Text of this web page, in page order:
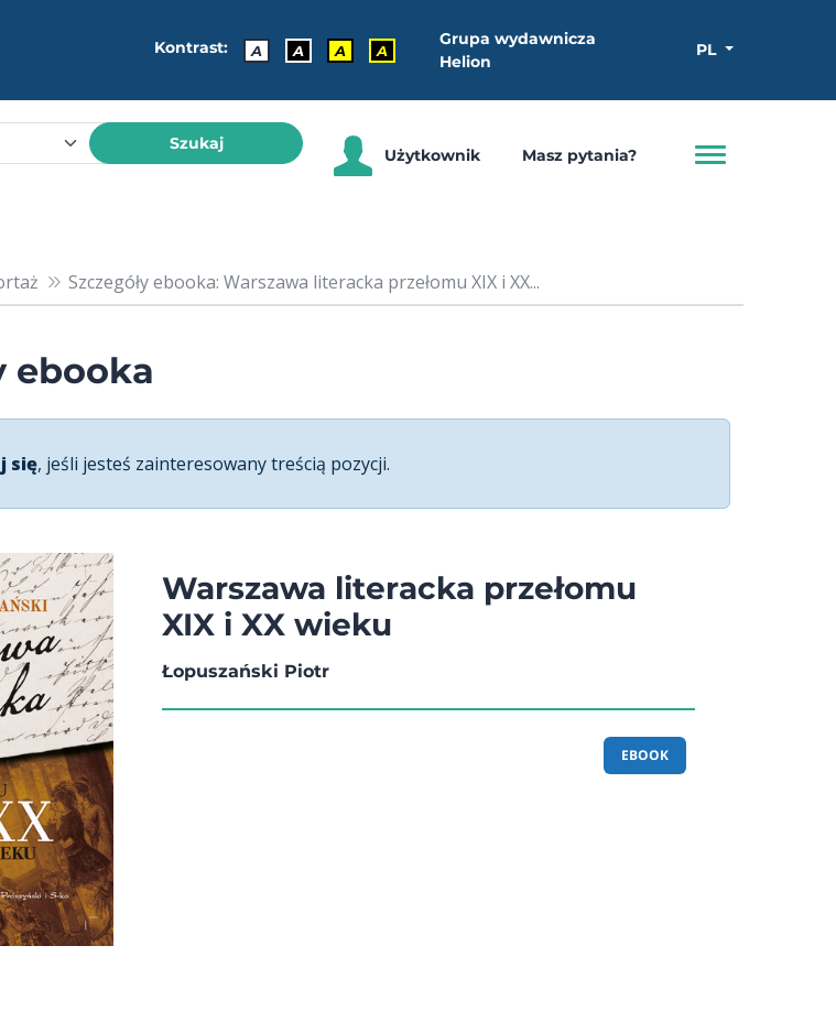
Kontrast: A A A A
Grupa wydawnicza
Helion
PL
Szukaj
Użytkownik Masz pytania?
Szczegóły ebooka: Warszawa literacka przełomu XIX i XX...
ebooka
się, jeśli jesteś zainteresowany treścią pozycji.
Warszawa literacka przełomu
XIX i XX wieku
Łopuszański Piotr
EBOOK